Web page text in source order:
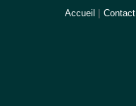
Accueil | Contact